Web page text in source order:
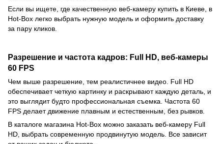
Если вы ищете, где качественную веб-камеру купить в Киеве, в
Hot-Box легко выбрать нужную модель и оформить доставку
за пару кликов.
Разрешение и частота кадров: Full HD, веб-камеры
60 FPS
Чем выше разрешение, тем реалистичнее видео. Full HD
обеспечивает четкую картинку и раскрывают каждую деталь, и
это выглядит будто профессиональная съемка. Частота 60
FPS делает движение плавным и естественным, без рывков.
В каталоге магазина Hot-Box можно заказать веб-камеру Full
HD, выбрать современную продвинутую модель. Все зависит